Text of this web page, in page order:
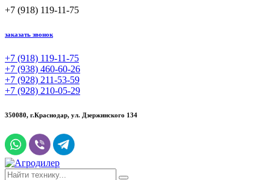
+7 (918) 119-11-75
заказать звонок
+7 (918) 119-11-75
+7 (938) 460-60-26
+7 (928) 211-53-59
+7 (928) 210-05-29
350080, г.Краснодар, ул. Дзержинского 134